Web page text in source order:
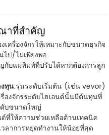
าที่สำคัญ
เครื่องจักรให้เหมาะกับขนาดธุรกิจ
ไป/ไม่เพียงพอ
กับแม่พิมพ์ที่ปรับได้หากต้องการลูก
ทุน:รุ่นระดับเริ่มต้น (เช่น vevor)
องจักรระดับไฮเอนด์นั้นมีต้นทุนที่
ดับขนาดใหญ่
ที่ให้ความช่วยเหลือด้านเทคนิค
ลาการหยุดทำงานให้น้อยที่สุด